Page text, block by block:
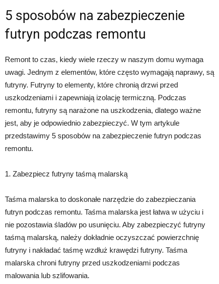
5 sposobów na zabezpieczenie
futryn podczas remontu
Remont to czas, kiedy wiele rzeczy w naszym domu wymaga
uwagi. Jednym z elementów, które często wymagają naprawy, są
futryny. Futryny to elementy, które chronią drzwi przed
uszkodzeniami i zapewniają izolację termiczną. Podczas
remontu, futryny są narażone na uszkodzenia, dlatego ważne
jest, aby je odpowiednio zabezpieczyć. W tym artykule
przedstawimy 5 sposobów na zabezpieczenie futryn podczas
remontu.
1. Zabezpiecz futryny taśmą malarską
Taśma malarska to doskonałe narzędzie do zabezpieczania
futryn podczas remontu. Taśma malarska jest łatwa w użyciu i
nie pozostawia śladów po usunięciu. Aby zabezpieczyć futryny
taśmą malarską, należy dokładnie oczyszczać powierzchnię
futryny i nakładać taśmę wzdłuż krawędzi futryny. Taśma
malarska chroni futryny przed uszkodzeniami podczas
malowania lub szlifowania.